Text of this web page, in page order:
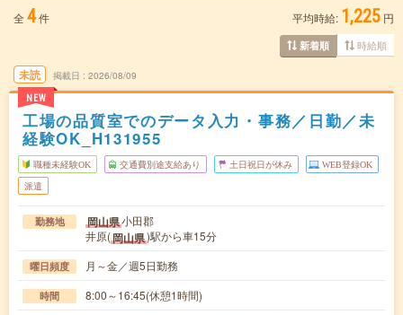
全 4件 平均時給: 1,225 円
新着順 時給順
未読
NEW
掲載日 2026/08/09
工場の品質室でのデータ入力・事務／日勤／未
経験OK_H131955
職種未経験OK 交通費別途支給あり 土日祝日が休み WEB登録OK
派遣
勤務地 岡山県小田郡
井原(岡山県)駅から車15分
曜日頻度 月～金／週5日勤務
時間 8:00～16:45(休憩1時間)